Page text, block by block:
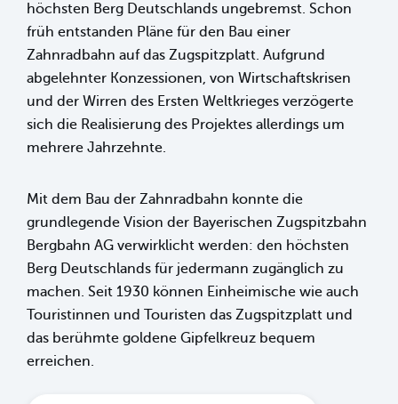
höchsten Berg Deutschlands ungebremst. Schon
früh entstanden Pläne für den Bau einer
Zahnradbahn auf das Zugspitzplatt. Aufgrund
abgelehnter Konzessionen, von Wirtschaftskrisen
und der Wirren des Ersten Weltkrieges verzögerte
sich die Realisierung des Projektes allerdings um
mehrere Jahrzehnte.
Mit dem Bau der Zahnradbahn konnte die
grundlegende Vision der Bayerischen Zugspitzbahn
Bergbahn AG verwirklicht werden: den höchsten
Berg Deutschlands für jedermann zugänglich zu
machen. Seit 1930 können Einheimische wie auch
Touristinnen und Touristen das Zugspitzplatt und
das berühmte goldene Gipfelkreuz bequem
erreichen.